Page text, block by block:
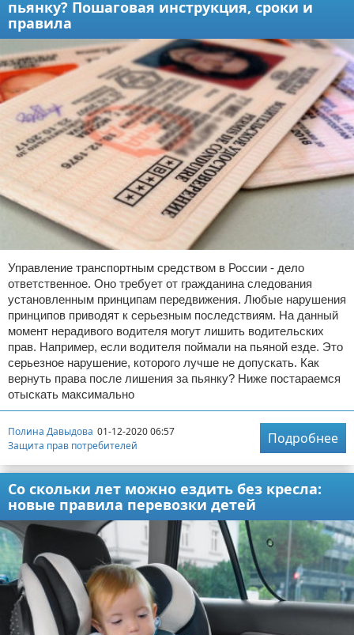
пьянку? Пошаговая инструкция, сроки и
правила
Управление транспортным средством в России - дело
ответственное. Оно требует от гражданина следования
установленным принципам передвижения. Любые нарушения
принципов приводят к серьезным последствиям. На данный
момент нерадивого водителя могут лишить водительских
прав. Например, если водителя поймали на пьяной езде. Это
серьезное нарушение, которого лучше не допускать. Как
вернуть права после лишения за пьянку? Ниже постараемся
отыскать максимально
Полина Давыдова 01-12-2020 06:57
Защита прав потребителей
Подробнее
Со скольки лет можно ездить без кресла:
новые правила перевозки детей